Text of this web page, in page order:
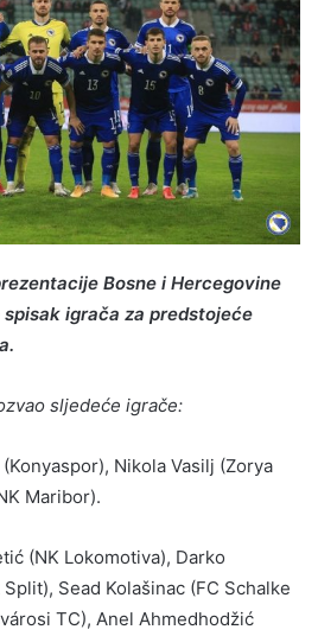
Bosne i Hercegovine
igrača za predstojeće
sljedeće igrače:
Nikola Vasilj (Zorya
Maribor).
(NK Lokomotiva), Darko
Sead Kolašinac (FC Schalke
TC), Anel Ahmedhodžić